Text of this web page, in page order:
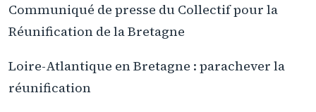
Communiqué de presse du Collectif pour la
Réunification de la Bretagne
Loire-Atlantique en Bretagne : parachever la
réunification